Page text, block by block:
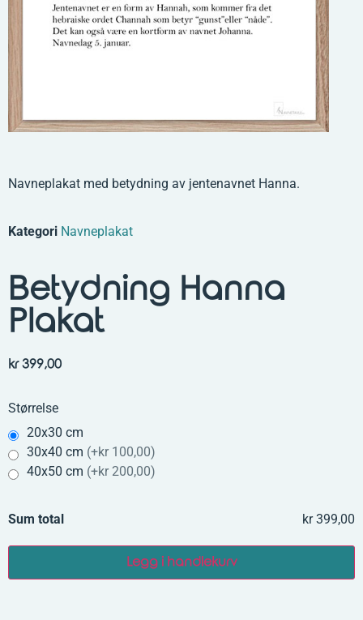
Navneplakat med betydning av jentenavnet Hanna.
Kategori Navneplakat
Betydning Hanna
Plakat
kr399,00
Størrelse
20x30 cm
30x40 cm (+kr 100,00)
40x50 cm (+kr 200,00)
Sum total kr 399,00
Legg i handlekurv